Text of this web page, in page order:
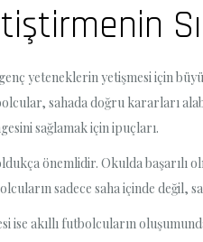
yeteneklerin yetişmesi için
sahada doğru kararları
sağlamak için ipuçları.
önemlidir. Okulda
sadece saha içinde değil,
ise akıllı futbolcuların